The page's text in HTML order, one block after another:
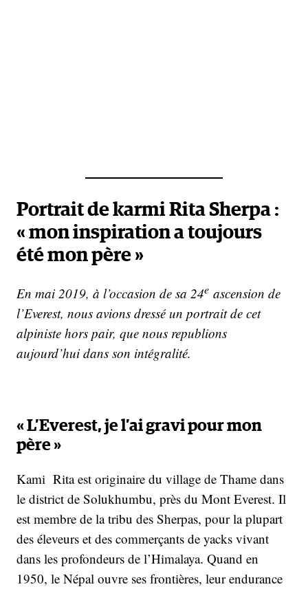
Portrait de karmi Rita Sherpa :
« mon inspiration a toujours
été mon père »
En mai 2019, à l’occasion de sa 24e ascension de
l’Everest, nous avions dressé un portrait de cet
alpiniste hors pair, que nous republions
aujourd’hui dans son intégralité.
« L’Everest, je l’ai gravi pour mon
père »
Kami Rita est originaire du village de Thame dans
le district de Solukhumbu, près du Mont Everest. Il
est membre de la tribu des Sherpas, pour la plupart
des éleveurs et des commerçants de yacks vivant
dans les profondeurs de l’Himalaya. Quand en
1950, le Népal ouvre ses frontières, leur endurance